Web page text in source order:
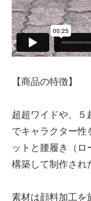
【商品の特徴】
超超ワイドや、５
でキャラクター性
ットと腰履き（
構築して制作され
素材は顔料加工を